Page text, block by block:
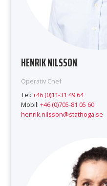
HENRIK NILSSON
Operativ Chef
Tel: +46 (0)11-31 49 64
Mobil: +46 (0)705-81 05 60
henrik.nilsson@stathoga.se